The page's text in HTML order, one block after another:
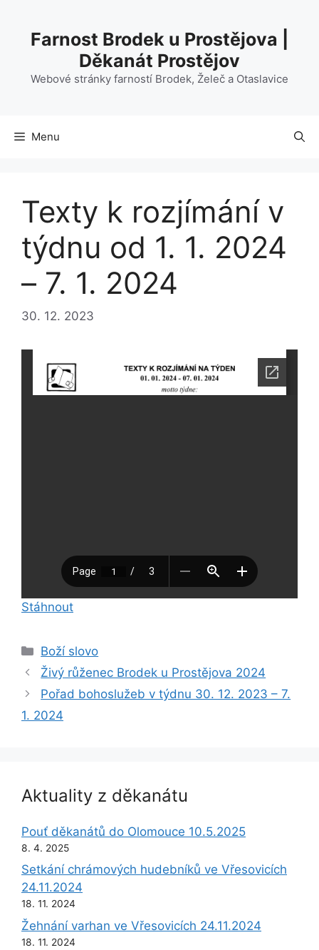
obsahFarnost Brodek u Prostějova |
Děkanát Prostějov
Webové stránky farností Brodek, Želeč a Otaslavice
Menu
Texty k rozjímání v
týdnu od 1. 1. 2024
– 7. 1. 2024
30. 12. 2023
Stáhnout
Rubriky
Boží slovo
Živý růženec Brodek u Prostějova 2024
Pořad bohoslužeb v týdnu 30. 12. 2023 – 7.
1. 2024
Aktuality z děkanátu
Pouť děkanátů do Olomouce 10.5.2025
8. 4. 2025
Setkání chrámových hudebníků ve Vřesovicích
24.11.2024
18. 11. 2024
Žehnání varhan ve Vřesovicích 24.11.2024
18. 11. 2024